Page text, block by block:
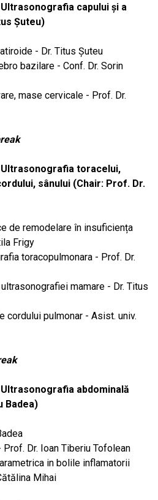
capului și a
Șuteu)
- Dr. Titus Șuteu
bazilare - Conf. Dr. Sorin
mase cervicale - Prof. Dr.
Ultrasonografia toracelui,
sânului (Chair: Prof. Dr.
de remodelare în insuficiența
Frigy
toracopulmonara - Prof. Dr.
mamare - Dr. Titus
cordului pulmonar - Asist. univ.
abdominală
Badea)
Dr. Ioan Tiberiu Tofolean
in bolile inflamatorii
Mihai